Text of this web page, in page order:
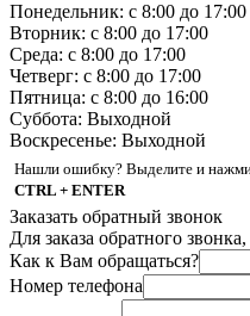
Понедельник: с 8:00 до 17:00
Вторник: с 8:00 до 17:00
Среда: с 8:00 до 17:00
Четверг: с 8:00 до 17:00
Пятница: с 8:00 до 16:00
Суббота: Выходной
Воскресенье: Выходной
Нашли ошибку? Выделите и
CTRL + ENTER
Заказать обратный звонок
Для заказа обратного
Как к Вам обращаться?
Номер телефона